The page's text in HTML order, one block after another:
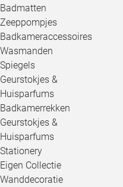
Badmatten
Zeeppompjes
Badkameraccessoires
Wasmanden
Spiegels
Geurstokjes &
Huisparfums
Badkamerrekken
Geurstokjes &
Huisparfums
Stationery
Eigen Collectie
Wanddecoratie